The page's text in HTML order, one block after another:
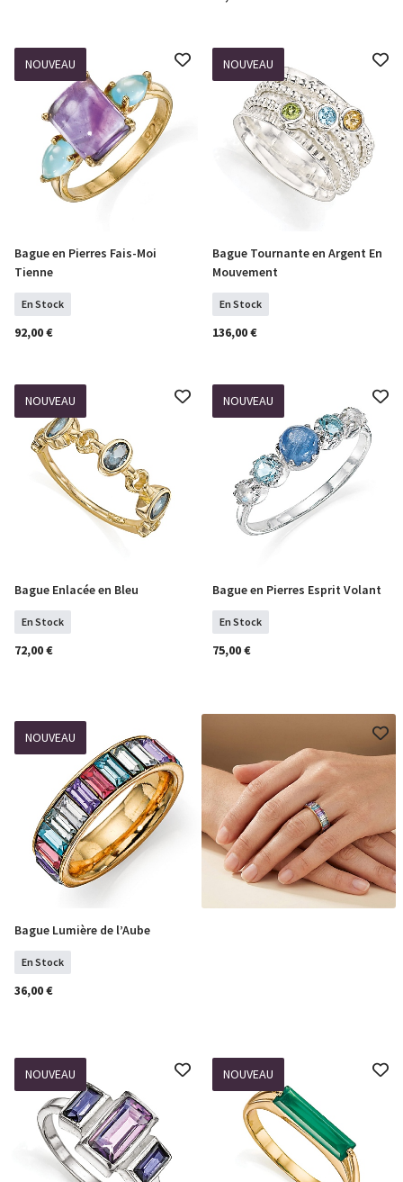
NOUVEAU
Sélectionner Tailles
Bague en Pierres Fais-Moi
Tienne
En Stock
92,00 €
NOUVEAU
Sélectionner Tailles
Bague Tournante en Argent En
Mouvement
En Stock
136,00 €
NOUVEAU
Sélectionner Tailles
Bague Enlacée en Bleu
En Stock
72,00 €
NOUVEAU
Sélectionner Tailles
Bague en Pierres Esprit Volant
En Stock
75,00 €
NOUVEAU
Sélectionner Tailles
Bague Lumière de l’Aube
En Stock
36,00 €
NOUVEAU NOUVEAU